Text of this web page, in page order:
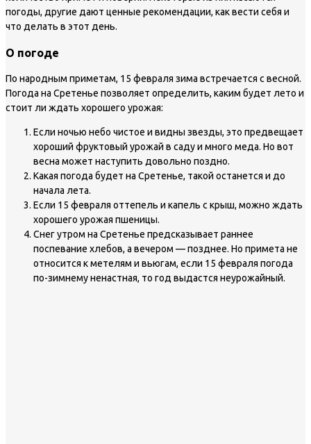
погоды, другие дают ценные рекомендации, как вести себя и
что делать в этот день.
О погоде
По народным приметам, 15 февраля зима встречается с весной.
Погода на Сретенье позволяет определить, каким будет лето и
стоит ли ждать хорошего урожая:
Если ночью небо чистое и видны звезды, это предвещает
хороший фруктовый урожай в саду и много меда. Но вот
весна может наступить довольно поздно.
Какая погода будет на Сретенье, такой останется и до
начала лета.
Если 15 февраля оттепель и капель с крыш, можно ждать
хорошего урожая пшеницы.
Снег утром на Сретенье предсказывает раннее
поспевание хлебов, а вечером — позднее. Но примета не
относится к метелям и вьюгам, если 15 февраля погода
по-зимнему ненастная, то год выдастся неурожайный.